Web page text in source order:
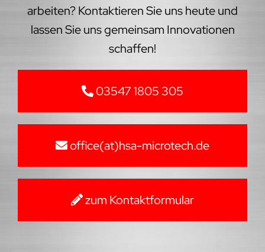
arbeiten? Kontaktieren Sie uns heute und
lassen Sie uns gemeinsam Innovationen
schaffen!
03547 1805 305
office(at)hsa-microtech.de
zum Kontaktformular